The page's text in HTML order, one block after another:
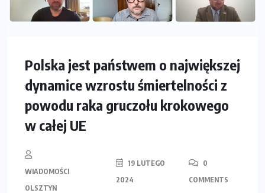
Polska jest państwem o największej
dynamice wzrostu śmiertelności z
powodu raka gruczołu krokowego
w całej UE
WIADOMOŚCI
OLSZTYN
19 LUTEGO
2024
0
COMMENTS